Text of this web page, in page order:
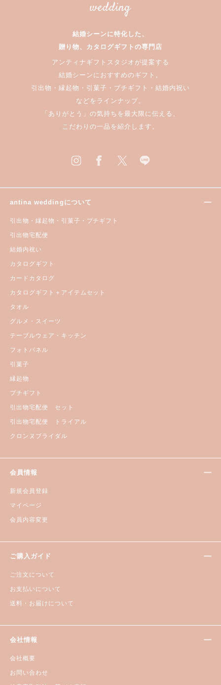
結婚シーンに特化した、
贈り物、カタログギフトの専門店
アンティナギフトスタジオが提案する
結婚シーンにおすすめのギフト。
引出物・縁起物・引菓子・プチギフト・結婚内祝い
などをラインナップ。
「ありがとう」の気持ちを最大限に伝える、
こだわりの一品を紹介します。
antina weddingについて
引出物・縁起物・引菓子・プチギフト
引出物宅配便
結婚内祝い
カタログギフト
カードカタログ
カタログギフト＋アイテムセット
タオル
グルメ・スイーツ
テーブルウェア・キッチン
フォトパネル
引菓子
縁起物
プチギフト
引出物宅配便 セット
引出物宅配便 トライアル
クロンヌブライダル
会員情報
新規会員登録
マイページ
会員内容変更
ご購入ガイド
ご注文について
お支払いについて
送料・お届けについて
会社情報
会社概要
お問い合わせ